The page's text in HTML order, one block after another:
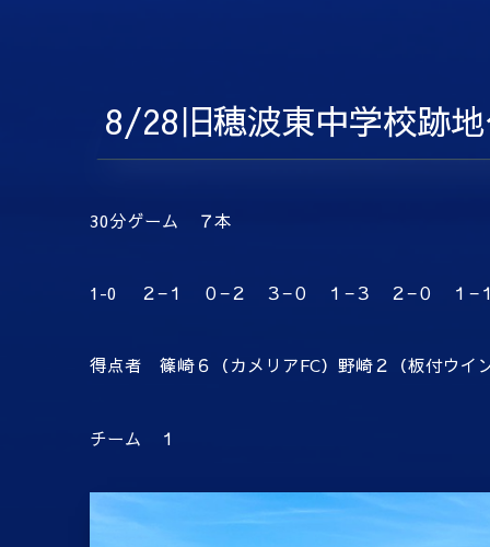
8/28旧穂波東中学校跡
30分ゲーム ７本
1-0 ２−１ ０−２ ３−０ １−３ ２−０ １−
得点者 篠崎６（カメリアFC）野崎２（板付ウイ
チーム １